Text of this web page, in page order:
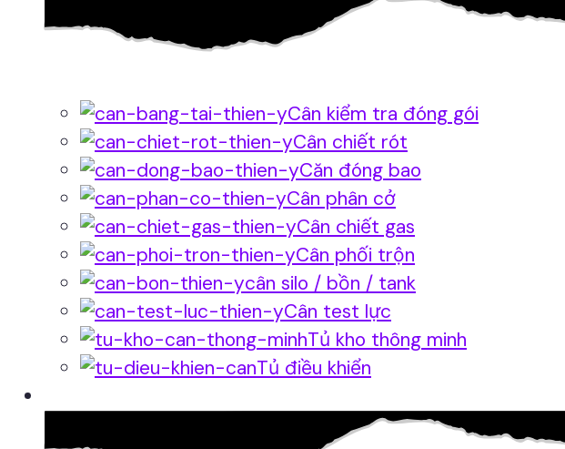
Cân kiểm tra đóng gói
Cân chiết rót
Căn đóng bao
Cân phân cở
Cân chiết gas
Cân phối trộn
cân silo / bồn / tank
Cân test lực
Tủ kho thông minh
Tủ điều khiển